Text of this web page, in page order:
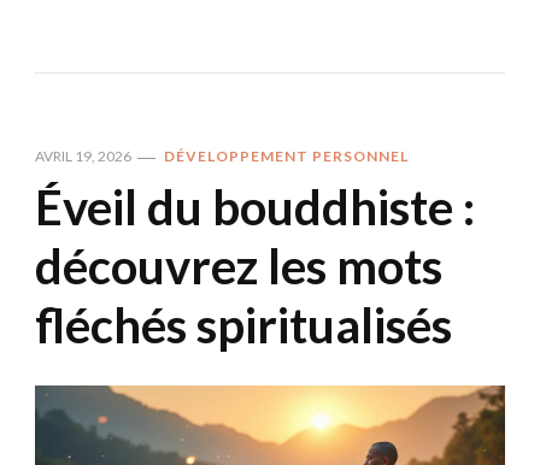
AVRIL 19, 2026 DÉVELOPPEMENT PERSONNEL
Éveil du bouddhiste :
découvrez les mots
fléchés spiritualisés